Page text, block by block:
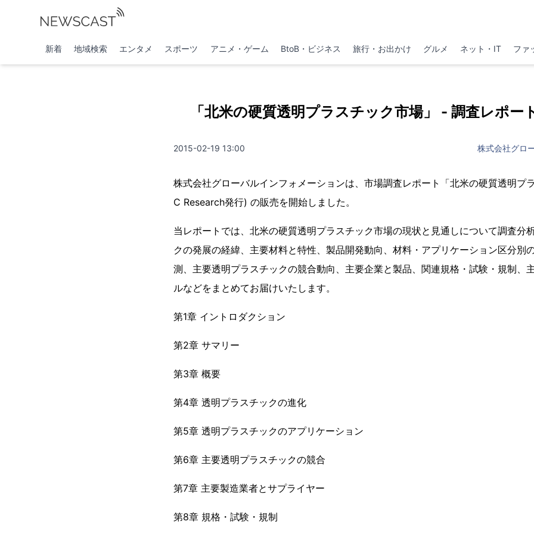
新着 地域検索 エンタメ スポーツ アニメ・ゲーム BtoB・ビジネス 旅行・お出かけ グルメ ネット・IT ファ
「北米の硬質透明プラスチック市場」 - 調査レポー
2015-02-19 13:00 株式会社グロ
株式会社グローバルインフォメーションは、市場調査レポート「北米の硬質透明プ
C Research発行) の販売を開始しました。
当レポートでは、北米の硬質透明プラスチック市場の現状と見通しについて調査分
クの発展の経緯、主要材料と特性、製品開発動向、材料・アプリケーション区分別
測、主要透明プラスチックの競合動向、主要企業と製品、関連規格・試験・規制、
ルなどをまとめてお届けいたします。
第1章 イントロダクション
第2章 サマリー
第3章 概要
第4章 透明プラスチックの進化
第5章 透明プラスチックのアプリケーション
第6章 主要透明プラスチックの競合
第7章 主要製造業者とサプライヤー
第8章 規格・試験・規制